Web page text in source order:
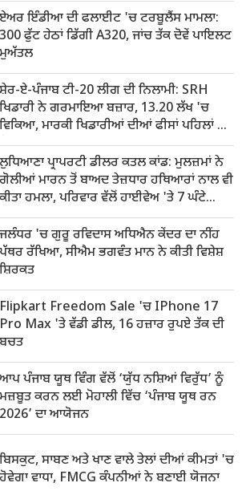
ਏਅਰ ਇੰਡੀਆ ਦੀ ਫਲਾਈਟ 'ਚ ਟਰਬੂਲੈਂਸ ਮਾਮਲਾ:
300 ਫੁੱਟ ਹੇਠਾਂ ਡਿੱਗੀ A320, ਜਾਂਚ ਤੱਕ ਦੋਵੇਂ ਪਾਇਲਟ
ਮੁਅੱਤਲ
ਸ਼ੇਰ-ਏ-ਪੰਜਾਬ ਟੀ-20 ਲੀਗ ਦੀ ਨਿਲਾਮੀ: SRH
ਖਿਡਾਰੀ ਨੇ ਗਰਮਾਇਆ ਬਜ਼ਾਰ, 13.20 ਲੱਖ 'ਚ
ਵਿਕਿਆ, ਮਾਰਕੀ ਖਿਡਾਰੀਆਂ ਦੀਆਂ ਫੀਸਾਂ ਪਹਿਲਾਂ ਹੀ
ਫਿਕਸ
ਲੁਧਿਆਣਾ ਪ੍ਰਾਪਰਟੀ ਡੀਲਰ ਕਤਲ ਕਾਂਡ: ਮੁਲਜ਼ਮਾਂ ਨੇ
ਗੋਲੀਆਂ ਮਾਰਨ ਤੋਂ ਬਾਅਦ ਤੇਜ਼ਧਾਰ ਹਥਿਆਰਾਂ ਨਾਲ ਵੀ
ਕੀਤਾ ਹਮਲਾ, ਪਰਿਵਾਰ ਵੱਲੋਂ ਹਾਈਵੇਅ 'ਤੇ 7 ਘੰਟੇ
ਧਰਨਾ
ਜਲੰਧਰ 'ਚ ਗੁਰੂ ਰਵਿਦਾਸ ਅਧਿਐਨ ਕੇਂਦਰ ਦਾ ਨੀਂਹ
ਪੱਥਰ ਰੱਖਿਆ, ਸੀਐਮ ਭਗਵੰਤ ਮਾਨ ਨੇ ਕੀਤੀ ਵਿਸ਼ੇਸ਼
ਸ਼ਿਰਕਤ
Flipkart Freedom Sale 'ਚ IPhone 17
Pro Max 'ਤੇ ਵੱਡੀ ਡੀਲ, 16 ਹਜ਼ਾਰ ਰੁਪਏ ਤੱਕ ਦੀ
ਬਚਤ
ਆਪ ਪੰਜਾਬ ਯੂਥ ਵਿੰਗ ਵੱਲੋਂ ‘ਯੁੱਧ ਨਸ਼ਿਆਂ ਵਿਰੁੱਧ’ ਨੂੰ
ਮਜ਼ਬੂਤ ​​ਕਰਨ ਲਈ ਮੋਹਾਲੀ ਵਿੱਚ ‘ਪੰਜਾਬ ਯੂਥ ਰਨ
2026’ ਦਾ ਆਯੋਜਨ
ਬਿਸਕੁਟ, ਸਾਬਣ ਅਤੇ ਖਾਣ ਵਾਲੇ ਤੇਲਾਂ ਦੀਆਂ ਕੀਮਤਾਂ 'ਚ
ਹੋਵੇਗਾ ਵਾਧਾ, FMCG ਕੰਪਨੀਆਂ ਨੇ ਬਣਾਈ ਯੋਜਨਾ